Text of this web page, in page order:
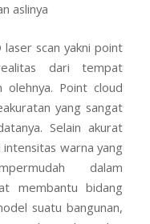
aslinya
laser scan yakni point
dari tempat
olehnya. Point cloud
yang sangat
Selain akurat
warna yang
dalam
membantu bidang
suatu bangunan,